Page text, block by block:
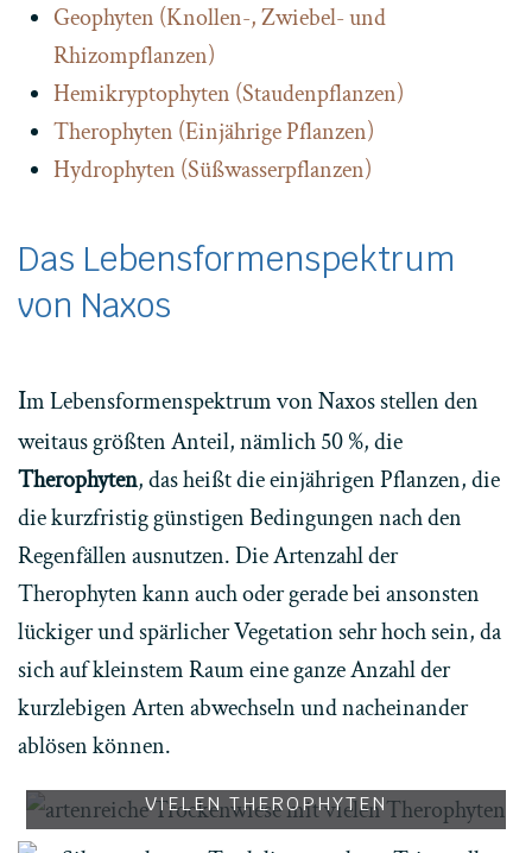
Geophyten (Knollen-, Zwiebel- und
Rhizompflanzen)
Hemikryptophyten (Staudenpflanzen)
Therophyten (Einjährige Pflanzen)
Hydrophyten (Süßwasserpflanzen)
Das Lebensformenspektrum
von Naxos
Im Lebensformenspektrum von Naxos stellen den
weitaus größten Anteil, nämlich 50 %, die
Therophyten, das heißt die einjährigen Pflanzen, die
die kurzfristig günstigen Bedingungen nach den
Regenfällen ausnutzen. Die Artenzahl der
Therophyten kann auch oder gerade bei ansonsten
lückiger und spärlicher Vegetation sehr hoch sein, da
sich auf kleinstem Raum eine ganze Anzahl der
kurzlebigen Arten abwechseln und nacheinander
ablösen können.
VIELEN THEROPHYTEN